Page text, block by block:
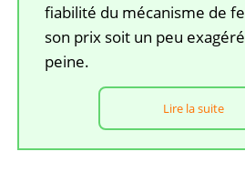
fiabilité du mécanisme de
son prix soit un peu
peine.
Lire la suite